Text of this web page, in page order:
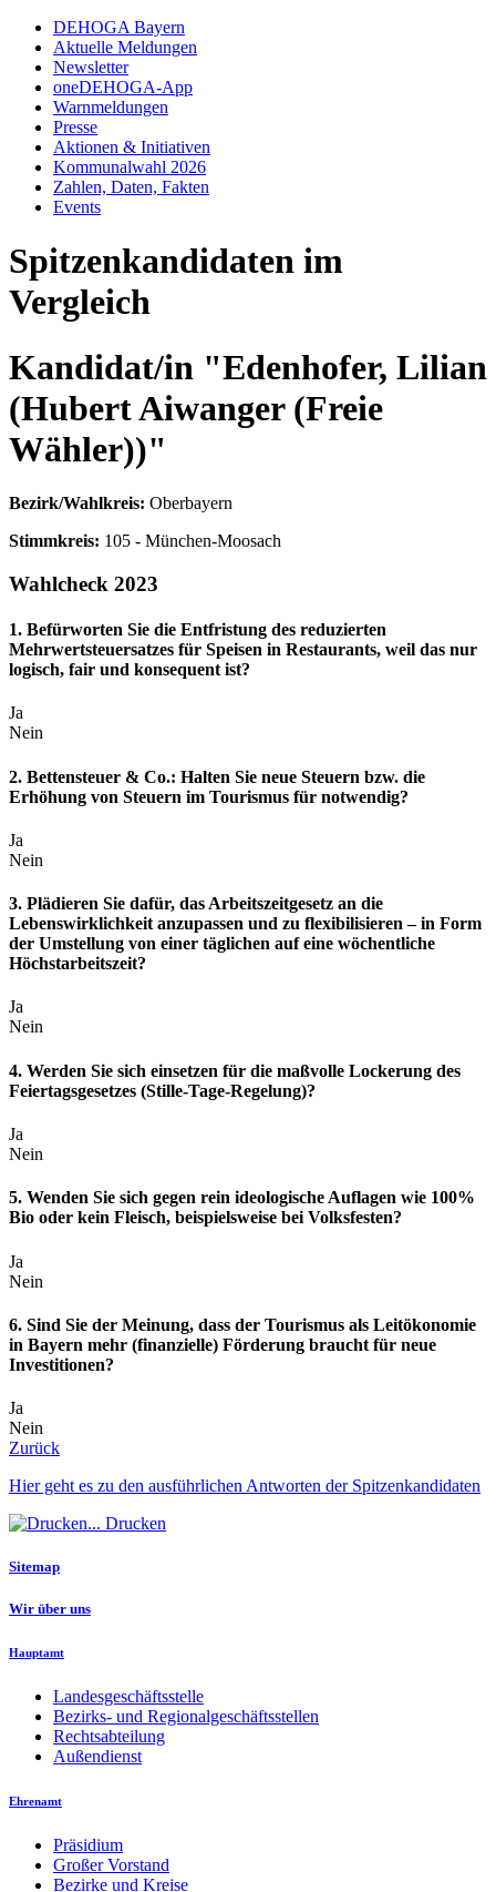
DEHOGA Bayern
Aktuelle Meldungen
Newsletter
oneDEHOGA-App
Warnmeldungen
Presse
Aktionen & Initiativen
Kommunalwahl 2026
Zahlen, Daten, Fakten
Events
Spitzenkandidaten im
Vergleich
Kandidat/in "Edenhofer, Lilian
(Hubert Aiwanger (Freie
Wähler))"
Bezirk/Wahlkreis: Oberbayern
Stimmkreis: 105 - München-Moosach
Wahlcheck 2023
1. Befürworten Sie die Entfristung des reduzierten
Mehrwertsteuersatzes für Speisen in Restaurants, weil das nur
logisch, fair und konsequent ist?
Ja
Nein
2. Bettensteuer & Co.: Halten Sie neue Steuern bzw. die
Erhöhung von Steuern im Tourismus für notwendig?
Ja
Nein
3. Plädieren Sie dafür, das Arbeitszeitgesetz an die
Lebenswirklichkeit anzupassen und zu flexibilisieren – in Form
der Umstellung von einer täglichen auf eine wöchentliche
Höchstarbeitszeit?
Ja
Nein
4. Werden Sie sich einsetzen für die maßvolle Lockerung des
Feiertagsgesetzes (Stille-Tage-Regelung)?
Ja
Nein
5. Wenden Sie sich gegen rein ideologische Auflagen wie 100%
Bio oder kein Fleisch, beispielsweise bei Volksfesten?
Ja
Nein
6. Sind Sie der Meinung, dass der Tourismus als Leitökonomie
in Bayern mehr (finanzielle) Förderung braucht für neue
Investitionen?
Ja
Nein
Zurück
Hier geht es zu den ausführlichen Antworten der Spitzenkandidaten
Drucken
Sitemap
Wir über uns
Hauptamt
Landesgeschäftsstelle
Bezirks- und Regionalgeschäftsstellen
Rechtsabteilung
Außendienst
Ehrenamt
Präsidium
Großer Vorstand
Bezirke und Kreise